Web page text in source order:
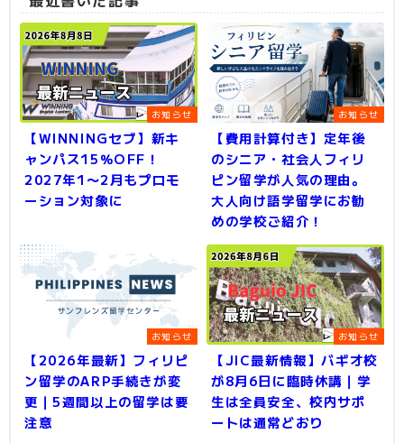
お知らせ
【WINNINGセブ】新キ
ャンパス15％OFF！
2027年1〜2月もプロモ
ーション対象に
お知らせ
【費用計算付き】定年後
のシニア・社会人フィリ
ピン留学が人気の理由。
大人向け語学留学にお勧
めの学校ご紹介！
お知らせ
【2026年最新】フィリピ
ン留学のARP手続きが変
更｜5週間以上の留学は要
注意
お知らせ
【JIC最新情報】バギオ校
が8月6日に臨時休講｜学
生は全員安全、校内サポ
ートは通常どおり